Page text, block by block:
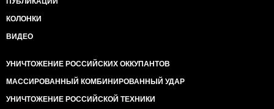
КОЛОНКИ
ВИДЕО
УНИЧТОЖЕНИЕ РОССИЙСКИХ ОККУПАНТОВ
МАССИРОВАННЫЙ КОМБИНИРОВАННЫЙ УДАР
УНИЧТОЖЕНИЕ РОССИЙСКОЙ ТЕХНИКИ